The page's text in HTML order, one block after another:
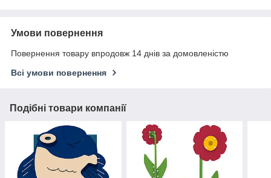
Умови повернення
Повернення товару впродовж 14 днів за домовленістю
Всі умови повернення
Подібні товари компанії